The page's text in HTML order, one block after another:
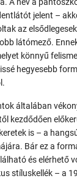
jelent –
az
látómező.
könnyű
hegyesebb
általában
kezdődően
is – a
Bár ez a
és elérhető
stíluskellék – a